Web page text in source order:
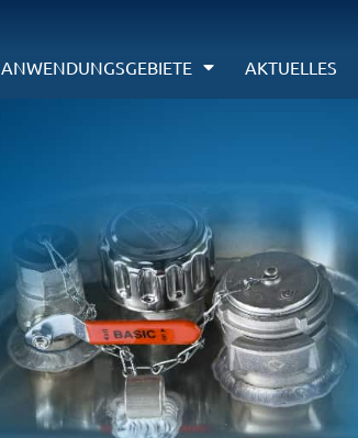
ANWENDUNGSGEBIETE AKTUELLES